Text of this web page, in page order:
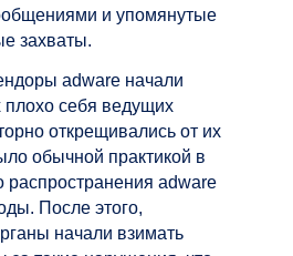
и упомянутые
захваты.
adware начали
плохо себя ведущих
открещивались от их
обычной практикой в
распространения adware
После этого,
начали взимать